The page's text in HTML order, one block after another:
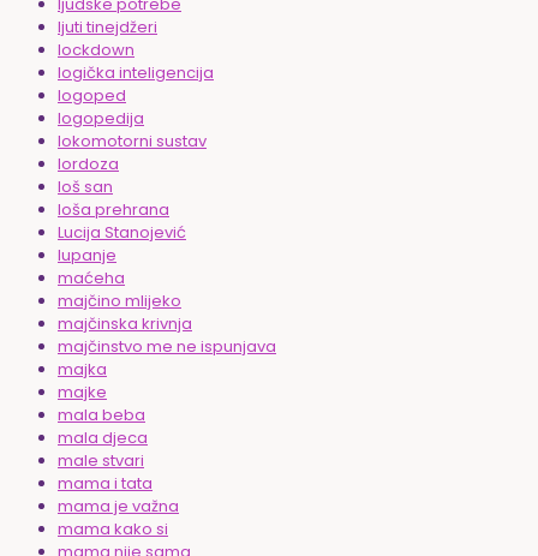
ljuti tinejdžeri
lockdown
logička inteligencija
logoped
logopedija
lokomotorni sustav
lordoza
loš san
loša prehrana
Lucija Stanojević
lupanje
maćeha
majčino mlijeko
majčinska krivnja
majčinstvo me ne ispunjava
majka
majke
mala beba
mala djeca
male stvari
mama i tata
mama je važna
mama kako si